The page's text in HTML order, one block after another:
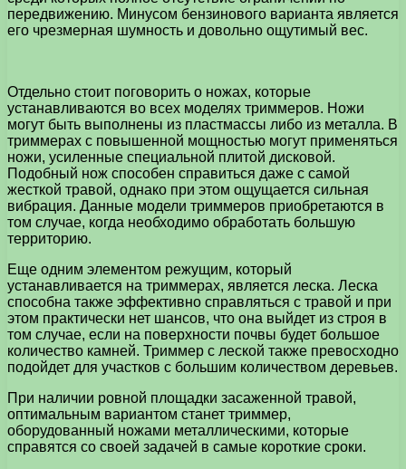
передвижению. Минусом бензинового варианта является
его чрезмерная шумность и довольно ощутимый вес.
Отдельно стоит поговорить о ножах, которые
устанавливаются во всех моделях триммеров. Ножи
могут быть выполнены из пластмассы либо из металла. В
триммерах с повышенной мощностью могут применяться
ножи, усиленные специальной плитой дисковой.
Подобный нож способен справиться даже с самой
жесткой травой, однако при этом ощущается сильная
вибрация. Данные модели триммеров приобретаются в
том случае, когда необходимо обработать большую
территорию.
Еще одним элементом режущим, который
устанавливается на триммерах, является леска. Леска
способна также эффективно справляться с травой и при
этом практически нет шансов, что она выйдет из строя в
том случае, если на поверхности почвы будет большое
количество камней. Триммер с леской также превосходно
подойдет для участков с большим количеством деревьев.
При наличии ровной площадки засаженной травой,
оптимальным вариантом станет триммер,
оборудованный ножами металлическими, которые
справятся со своей задачей в самые короткие сроки.